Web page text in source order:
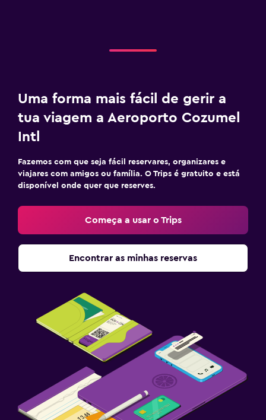
Uma forma mais fácil de gerir a
tua viagem a Aeroporto Cozumel
Intl
Fazemos com que seja fácil reservares, organizares e
viajares com amigos ou família. O Trips é gratuito e está
disponível onde quer que reserves.
Começa a usar o Trips
Encontrar as minhas reservas